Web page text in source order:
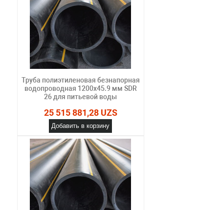
Труба полиэтиленовая безнапорная
водопроводная 1200х45.9 мм SDR
26 для питьевой воды
25 515 881,28 UZS
Добавить в корзину